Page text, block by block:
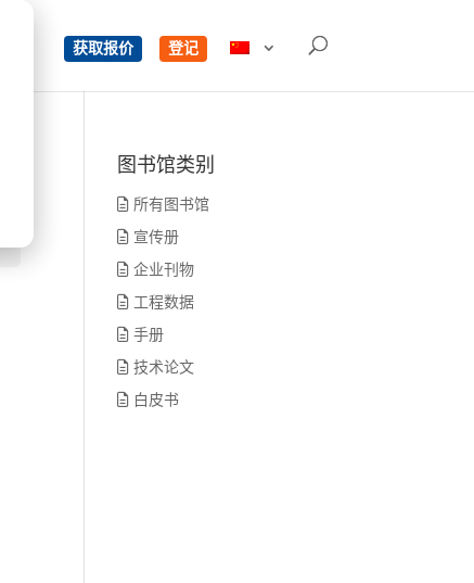
获取报价 登记
图书馆类别
所有图书馆
宣传册
企业刊物
工程数据
手册
技术论文
白皮书